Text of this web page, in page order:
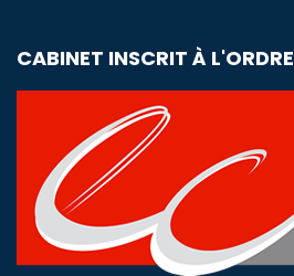
CABINET INSCRIT À L'ORDRE